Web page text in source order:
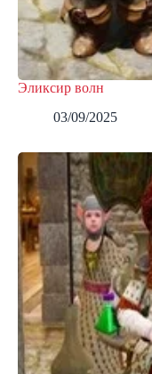
Эликсир волн
03/09/2025